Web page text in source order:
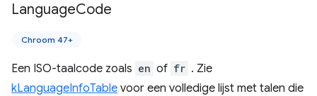
LanguageCode
Chroom 47+
Een ISO-taalcode zoals en of fr . Zie
kLanguageInfoTable voor een volledige lijst met talen die